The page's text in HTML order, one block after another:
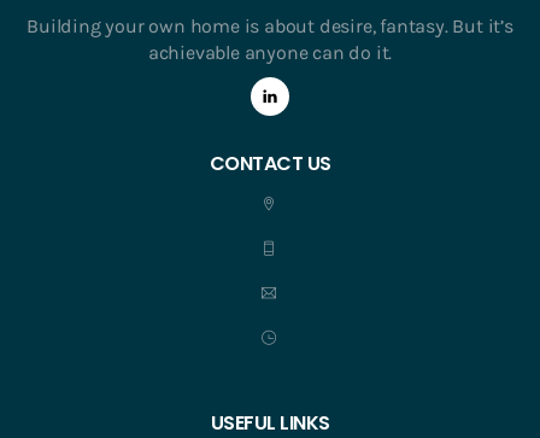
Building your own home is about desire, fantasy. But it’s
achievable anyone can do it.
CONTACT US
USEFUL LINKS